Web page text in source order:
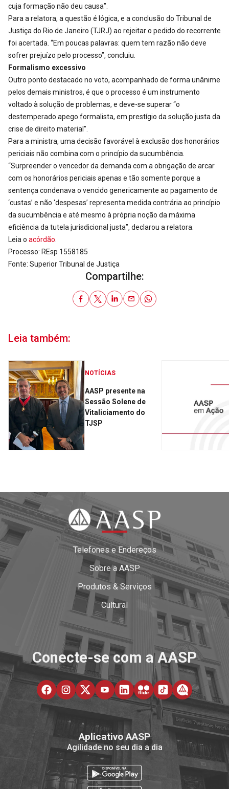
cuja formação não deu causa”.
Para a relatora, a questão é lógica, e a conclusão do Tribunal de
Justiça do Rio de Janeiro (TJRJ) ao rejeitar o pedido do recorrente
foi acertada. “Em poucas palavras: quem tem razão não deve
sofrer prejuízo pelo processo”, concluiu.
Formalismo excessivo
Outro ponto destacado no voto, acompanhado de forma unânime
pelos demais ministros, é que o processo é um instrumento
voltado à solução de problemas, e deve-se superar “o
destemperado apego formalista, em prestígio da solução justa da
crise de direito material”.
Para a ministra, uma decisão favorável à exclusão dos honorários
periciais não combina com o princípio da sucumbência.
“Surpreender o vencedor da demanda com a obrigação de arcar
com os honorários periciais apenas e tão somente porque a
sentença condenava o vencido genericamente ao pagamento de
‘custas’ e não ‘despesas’ representa medida contrária ao princípio
da sucumbência e até mesmo à própria noção da máxima
eficiência da tutela jurisdicional justa”, declarou a relatora.
Leia o acórdão
Processo: REsp 1558185
Fonte: Superior Tribunal de Justiça
Compartilhe:
Leia também:
NOTÍCIAS
AASP presente na
Sessão Solene de
Vitaliciamento do
TJSP
Telefones e Endereços
Sobre a AASP
Produtos & Serviços
Cultural
Conecte-se com a AASP
Aplicativo AASP
Agilidade no seu dia a dia